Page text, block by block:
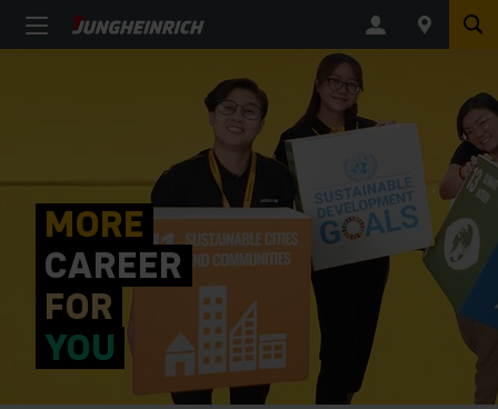
MORE
CAREER
FOR
YOU